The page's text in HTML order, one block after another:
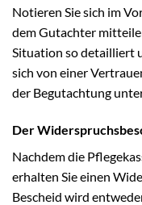
Notieren Sie sich im
dem Gutachter
Situation so detailliert
sich von einer
der Begutachtung
Der
Nachdem die
erhalten Sie einen
Bescheid wird